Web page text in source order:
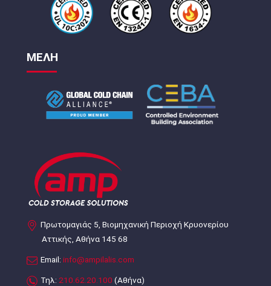
ΜΕΛΗ
Πρωτομαγιάς 5, Βιομηχανική Περιοχή Κρυονερίου
Αττικής, Αθήνα 145 68
Email: info@ampilalis.com
Τηλ: 210.62.20.100 (Αθήνα)